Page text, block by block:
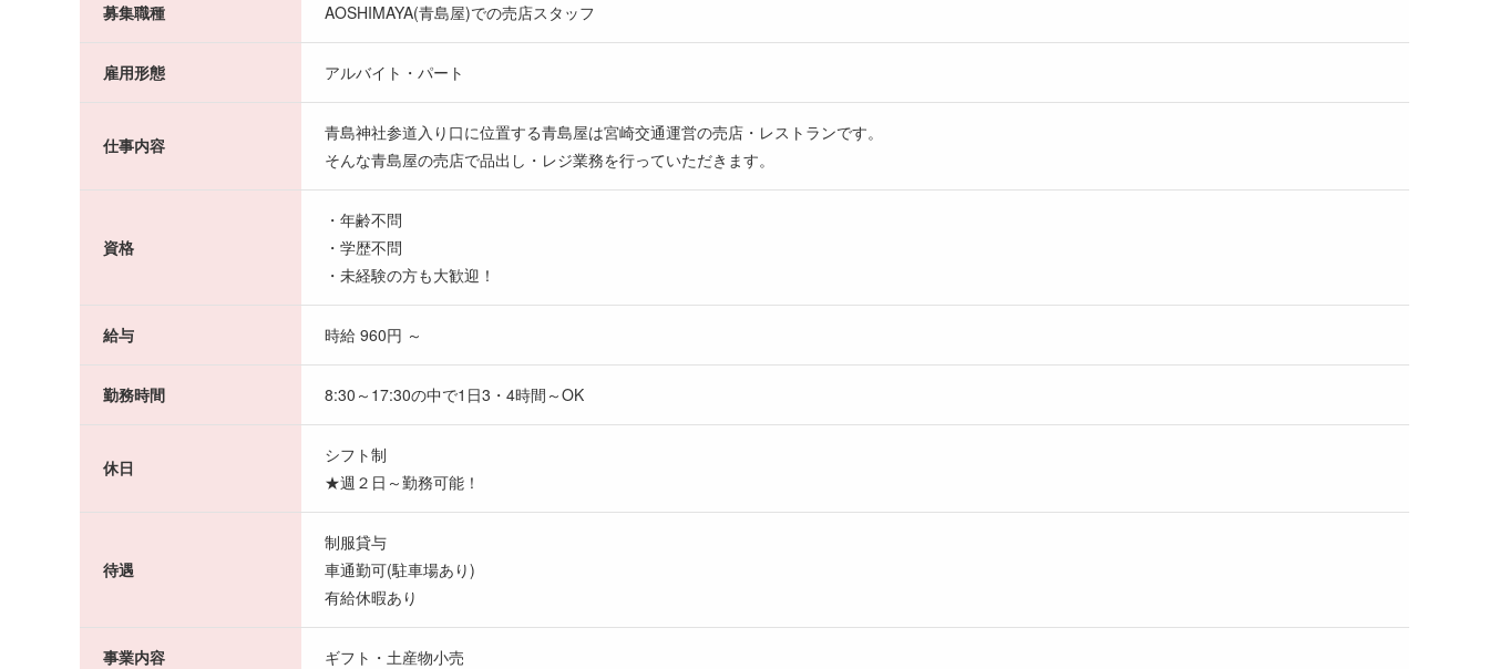
募集職種 AOSHIMAYA(青島屋)での売店スタッフ
雇用形態 アルバイト・パート
仕事内容
青島神社参道入り口に位置する青島屋は宮崎交通運営の売店・レストランです。
そんな青島屋の売店で品出し・レジ業務を行っていただきます。
資格
・年齢不問
・学歴不問
・未経験の方も大歓迎！
給与 時給 960円 ～
勤務時間 8:30～17:30の中で1日3・4時間～OK
休日
シフト制
★週２日～勤務可能！
待遇
制服貸与
車通勤可(駐車場あり)
有給休暇あり
事業内容 ギフト・土産物小売